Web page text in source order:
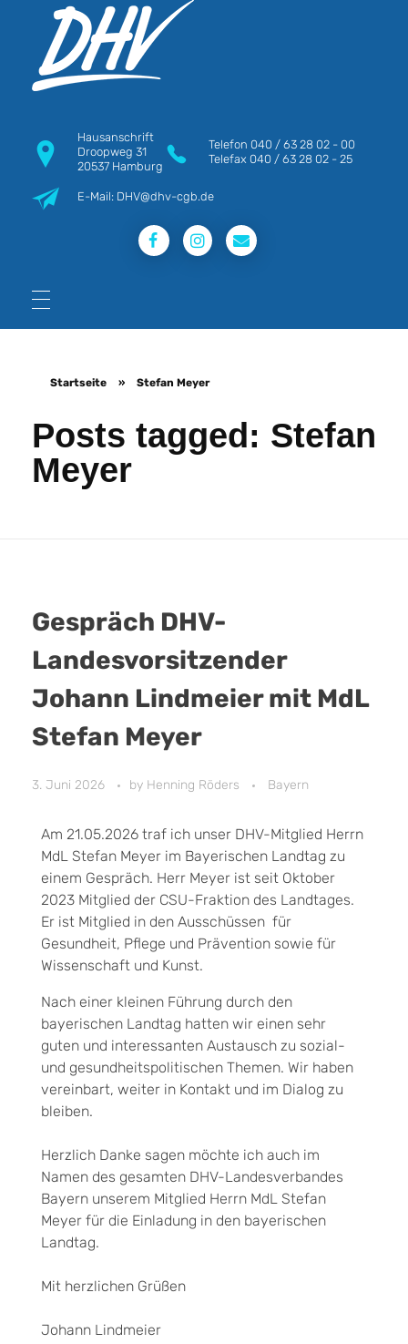
Hausanschrift
Droopweg 31
20537 Hamburg
Telefon 040 / 63 28 02 - 00
Telefax 040 / 63 28 02 - 25
E-Mail: DHV@dhv-cgb.de
Startseite » Stefan Meyer
Posts tagged: Stefan
Meyer
Gespräch DHV-
Landesvorsitzender
Johann Lindmeier mit MdL
Stefan Meyer
3. Juni 2026 by Henning Röders Bayern
Am 21.05.2026 traf ich unser DHV-Mitglied Herrn
MdL Stefan Meyer im Bayerischen Landtag zu
einem Gespräch. Herr Meyer ist seit Oktober
2023 Mitglied der CSU-Fraktion des Landtages.
Er ist Mitglied in den Ausschüssen für
Gesundheit, Pflege und Prävention sowie für
Wissenschaft und Kunst.
Nach einer kleinen Führung durch den
bayerischen Landtag hatten wir einen sehr
guten und interessanten Austausch zu sozial-
und gesundheitspolitischen Themen. Wir haben
vereinbart, weiter in Kontakt und im Dialog zu
bleiben.
Herzlich Danke sagen möchte ich auch im
Namen des gesamten DHV-Landesverbandes
Bayern unserem Mitglied Herrn MdL Stefan
Meyer für die Einladung in den bayerischen
Landtag.
Mit herzlichen Grüßen
Johann Lindmeier